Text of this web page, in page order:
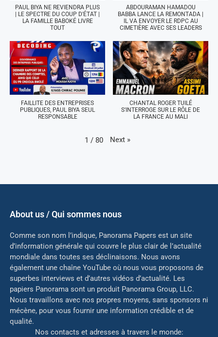
PAUL BIYA NE REVIENDRA PLUS
| LE SPECTRE DU COUP D'ÉTAT |
LA FAMILLE BABOKÉ LIVRE
TOUT
ABDOURAMAN HAMADOU
BABBA LANCE LA REMONTADA |
IL VA ENVOYER LE RDPC AU
CIMETIÈRE AVEC SES LEADERS
FAILLITE DES ENTREPRISES
PUBLIQUES, PAUL BIYA SEUL
RESPONSABLE
CHANTAL ROGER TUILÉ
S'INTERROGE SUR LE RÔLE DE
LA FRANCE AU MALI
1 / 80 Next »
About us / Qui sommes nous
Comme son nom l’indique, Panorama Papers est un site
d’information générale qui couvre le plus clair de l’actualité
mondiale dans toutes ses déclinaisons. Nous avons
également une chaîne YouTube où nous vous proposons de
superbes interviews et d’autres vidéos d’actualité. Les
papiers Panorama sont un produit Panorama Group, LLC.
Nous travaillons avec nos propres moyens, sans sponsors ni
mécène, pour vous fournir une information crédible et de
qualité.
Nos contacts et adresses à travers le monde: